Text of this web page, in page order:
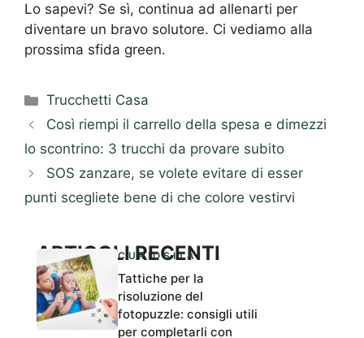
Lo sapevi? Se sì, continua ad allenarti per
diventare un bravo solutore. Ci vediamo alla
prossima sfida green.
Categorie
Trucchetti Casa
Così riempi il carrello della spesa e dimezzi
lo scontrino: 3 trucchi da provare subito
SOS zanzare, se volete evitare di esser
punti scegliete bene di che colore vestirvi
ARTICOLI RECENTI
CURIOSITÀ
Tattiche per la
risoluzione del
fotopuzzle: consigli utili
per completarli con